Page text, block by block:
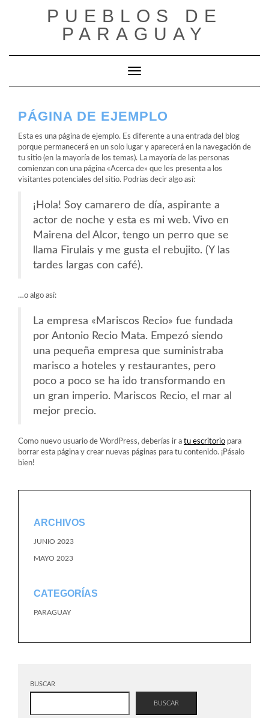
PUEBLOS DE
PARAGUAY
Cambiar modo de navegación
PÁGINA DE EJEMPLO
Esta es una página de ejemplo. Es diferente a una entrada del blog
porque permanecerá en un solo lugar y aparecerá en la navegación de
tu sitio (en la mayoría de los temas). La mayoría de las personas
comienzan con una página «Acerca de» que les presenta a los
visitantes potenciales del sitio. Podrías decir algo así:
¡Hola! Soy camarero de día, aspirante a
actor de noche y esta es mi web. Vivo en
Mairena del Alcor, tengo un perro que se
llama Firulais y me gusta el rebujito. (Y las
tardes largas con café).
…o algo así:
La empresa «Mariscos Recio» fue fundada
por Antonio Recio Mata. Empezó siendo
una pequeña empresa que suministraba
marisco a hoteles y restaurantes, pero
poco a poco se ha ido transformando en
un gran imperio. Mariscos Recio, el mar al
mejor precio.
Como nuevo usuario de WordPress, deberías ir a tu escritorio para
borrar esta página y crear nuevas páginas para tu contenido. ¡Pásalo
bien!
ARCHIVOS
JUNIO 2023
MAYO 2023
CATEGORÍAS
PARAGUAY
BUSCAR
BUSCAR